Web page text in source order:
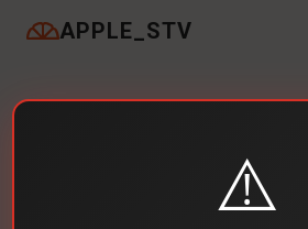
APPLE_STV
⚠️